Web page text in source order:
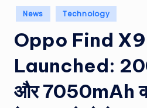
e
c
h
&
M
Posted
in
News Technology
Oppo Find
Launched:
और 7050mAh की